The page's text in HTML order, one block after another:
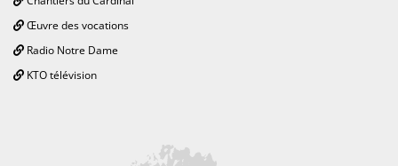
Œuvre des vocations
Radio Notre Dame
KTO télévision